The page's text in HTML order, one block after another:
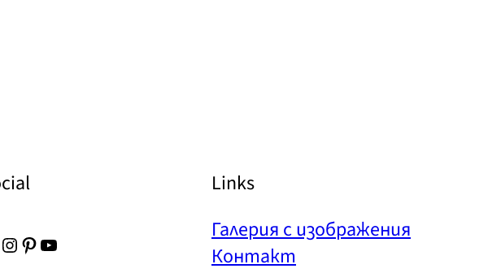
Instagram Pinterest YouTube
Links
Галерия с изображения
Контакт